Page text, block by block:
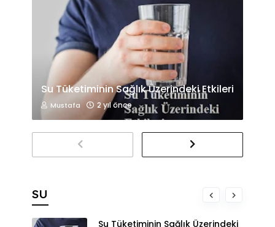
Su Tüketiminin Sağlık Üzerindeki Etkileri
Mustafa 2 yıl önce
SU
Su Tüketiminin Sağlık Üzerindeki